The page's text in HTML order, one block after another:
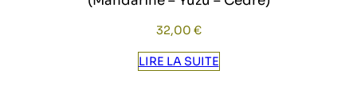
32,00 €
LIRE LA SUITE